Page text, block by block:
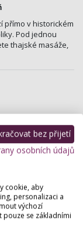
přímo v historickém
Pod jednou
thajské masáže,
V CENTRU PLZNĚ
bez přijetí
osobních údajů
cookie, aby
personalizaci a
výchozí
pouze se základními